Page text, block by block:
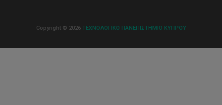
Copyright © 2026 ΤΕΧΝΟΛΟΓΙΚΟ ΠΑΝΕΠΙΣΤΗΜΙΟ ΚΥΠΡΟΥ